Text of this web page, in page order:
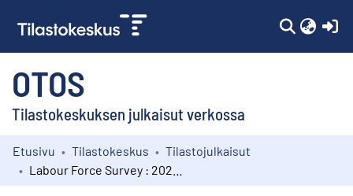
OTOS
Tilastokeskuksen julkaisut verkossa
Kokoelmat
Etusivu Tilastokeskus
Tilastojulkaisut